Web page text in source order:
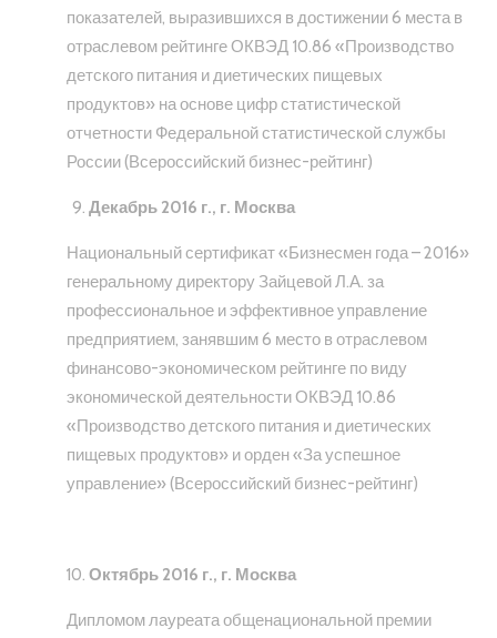
показателей, выразившихся в достижении 6 места в
отраслевом рейтинге ОКВЭД 10.86 «Производство
детского питания и диетических пищевых
продуктов» на основе цифр статистической
отчетности Федеральной статистической службы
России (Всероссийский бизнес-рейтинг)
Декабрь 2016 г., г. Москва
Национальный сертификат «Бизнесмен года – 2016»
генеральному директору Зайцевой Л.А. за
профессиональное и эффективное управление
предприятием, занявшим 6 место в отраслевом
финансово-экономическом рейтинге по виду
экономической деятельности ОКВЭД 10.86
«Производство детского питания и диетических
пищевых продуктов» и орден «За успешное
управление» (Всероссийский бизнес-рейтинг)
Октябрь 2016 г., г. Москва
Дипломом лауреата общенациональной премии